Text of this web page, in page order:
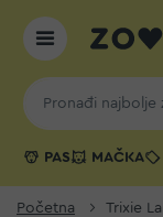
PAS MAČKA
Početna Trixie